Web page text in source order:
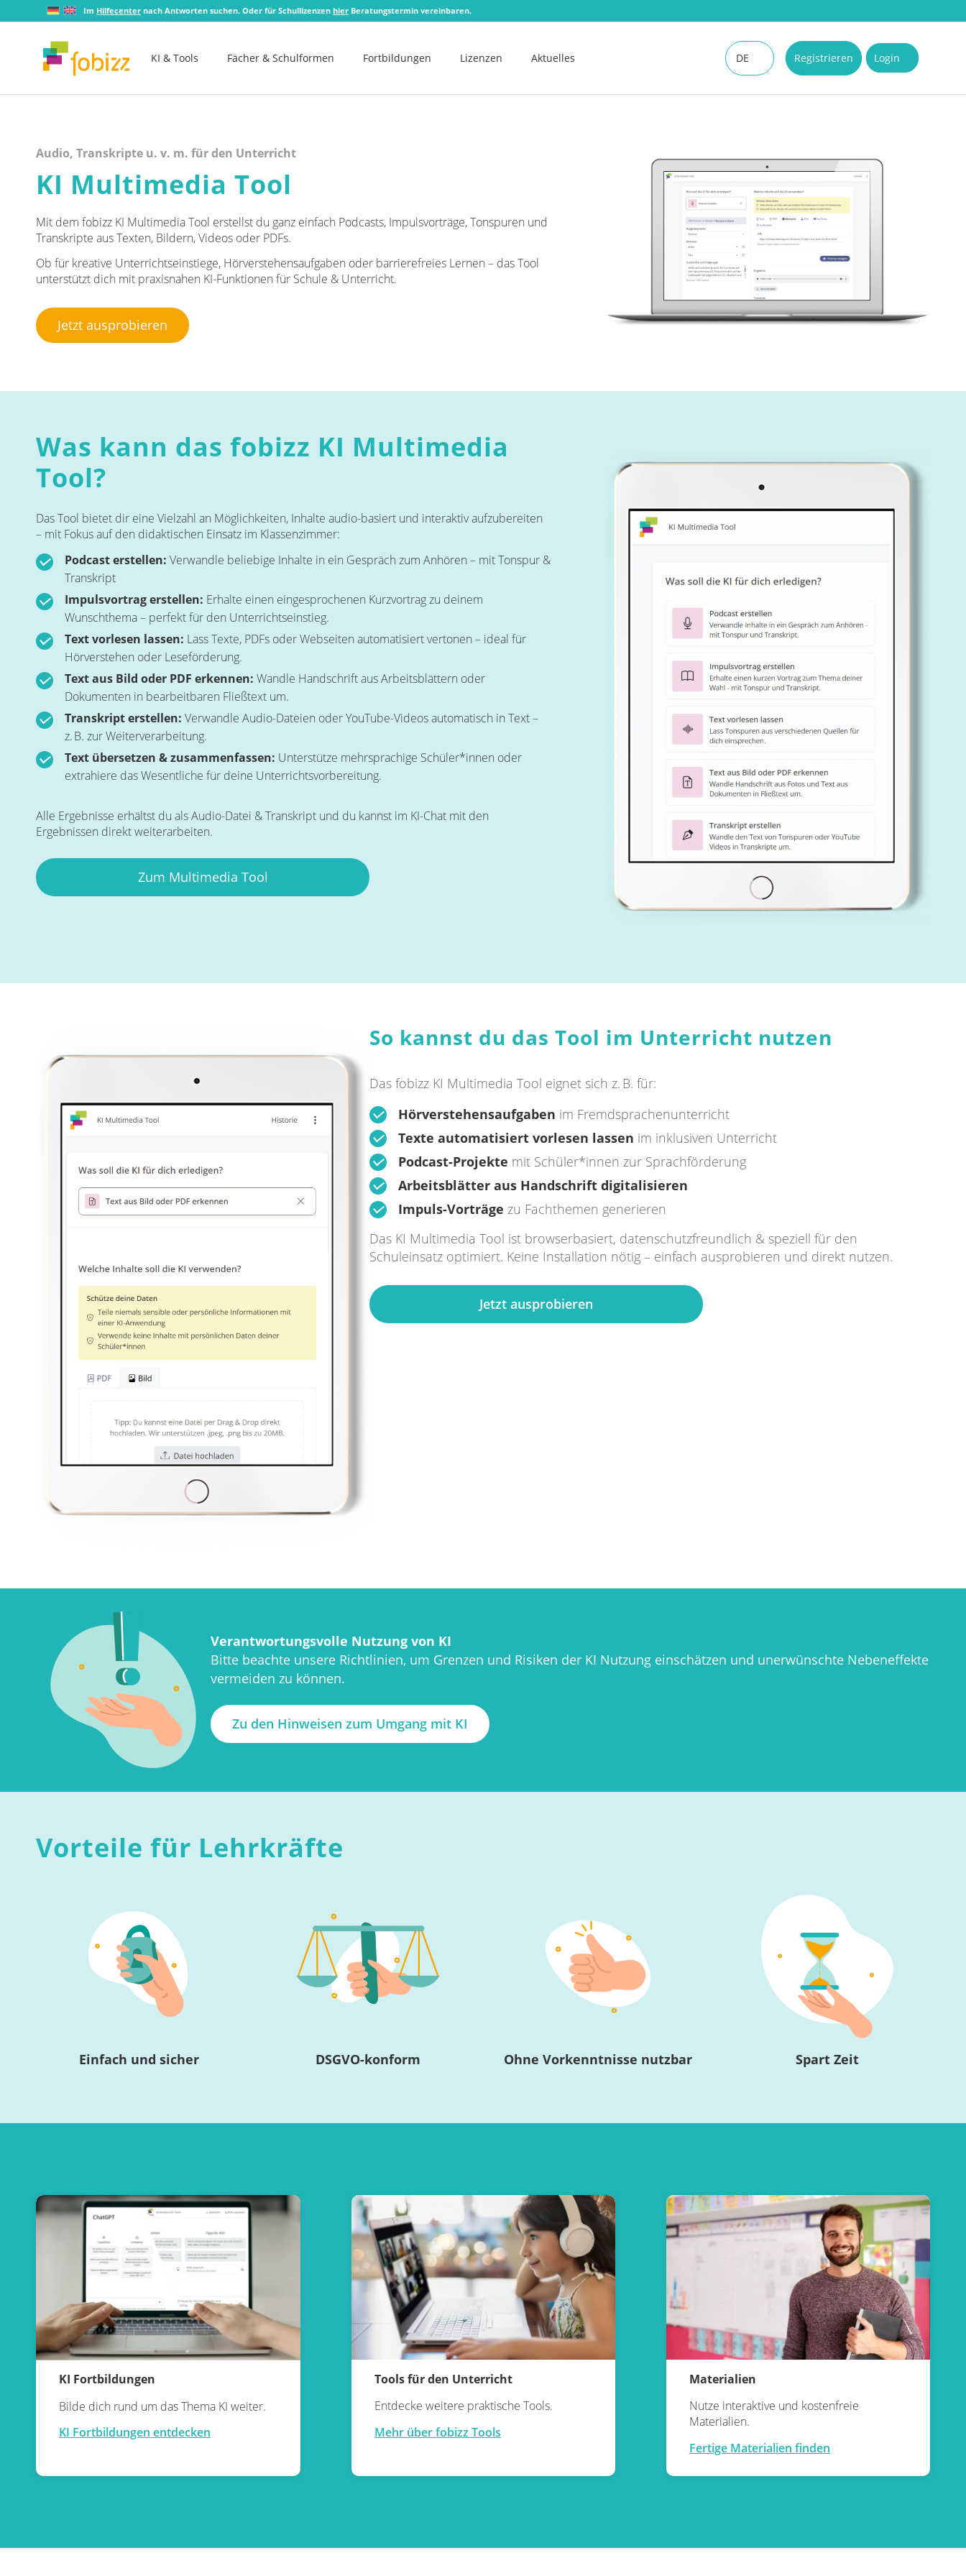
Im Hilfecenter nach Antworten suchen. Oder für Schullizenzen hier Beratungstermin vereinbaren.
KI & Tools Fächer & Schulformen Fortbildungen Lizenzen Aktuelles Registrieren Login
DE
Audio, Transkripte u. v. m. für den Unterricht
KI Multimedia Tool
Mit dem fobizz KI Multimedia Tool erstellst du ganz einfach Podcasts, Impulsvorträge, Tonspuren und
Transkripte aus Texten, Bildern, Videos oder PDFs.
Ob für kreative Unterrichtseinstiege, Hörverstehensaufgaben oder barrierefreies Lernen – das Tool
unterstützt dich mit praxisnahen KI-Funktionen für Schule & Unterricht.
Jetzt ausprobieren
Was kann das fobizz KI Multimedia
Tool?
Das Tool bietet dir eine Vielzahl an Möglichkeiten, Inhalte audio-basiert und interaktiv aufzubereiten
– mit Fokus auf den didaktischen Einsatz im Klassenzimmer:
Podcast erstellen: Verwandle beliebige Inhalte in ein Gespräch zum Anhören – mit Tonspur &
Transkript
Impulsvortrag erstellen: Erhalte einen eingesprochenen Kurzvortrag zu deinem
Wunschthema – perfekt für den Unterrichtseinstieg.
Text vorlesen lassen: Lass Texte, PDFs oder Webseiten automatisiert vertonen – ideal für
Hörverstehen oder Leseförderung.
Text aus Bild oder PDF erkennen: Wandle Handschrift aus Arbeitsblättern oder
Dokumenten in bearbeitbaren Fließtext um.
Transkript erstellen: Verwandle Audio-Dateien oder YouTube-Videos automatisch in Text –
z. B. zur Weiterverarbeitung.
Text übersetzen & zusammenfassen: Unterstütze mehrsprachige Schüler*innen oder
extrahiere das Wesentliche für deine Unterrichtsvorbereitung.
Alle Ergebnisse erhältst du als Audio-Datei & Transkript und du kannst im KI-Chat mit den
Ergebnissen direkt weiterarbeiten.
Zum Multimedia Tool
So kannst du das Tool im Unterricht nutzen
Das fobizz KI Multimedia Tool eignet sich z. B. für:
Hörverstehensaufgaben im Fremdsprachenunterricht
Texte automatisiert vorlesen lassen im inklusiven Unterricht
Podcast-Projekte mit Schüler*innen zur Sprachförderung
Arbeitsblätter aus Handschrift digitalisieren
Impuls-Vorträge zu Fachthemen generieren
Das KI Multimedia Tool ist browserbasiert, datenschutzfreundlich & speziell für den
Schuleinsatz optimiert. Keine Installation nötig – einfach ausprobieren und direkt nutzen.
Jetzt ausprobieren
Verantwortungsvolle Nutzung von KI
Bitte beachte unsere Richtlinien, um Grenzen und Risiken der KI Nutzung einschätzen und unerwünschte Nebeneffekte
vermeiden zu können.
Zu den Hinweisen zum Umgang mit KI
Vorteile für Lehrkräfte
Einfach und sicher DSGVO-konform Ohne Vorkenntnisse nutzbar Spart Zeit
KI Fortbildungen
Bilde dich rund um das Thema KI weiter.
KI Fortbildungen entdecken
Tools für den Unterricht
Entdecke weitere praktische Tools.
Mehr über fobizz Tools
Materialien
Nutze interaktive und kostenfreie
Materialien.
Fertige Materialien finden